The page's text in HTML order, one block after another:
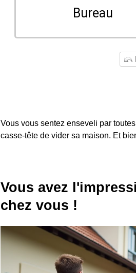
Bureau
Vous vous sentez enseveli par
casse-tête de vider sa maison. Et
Vous avez
chez vous !